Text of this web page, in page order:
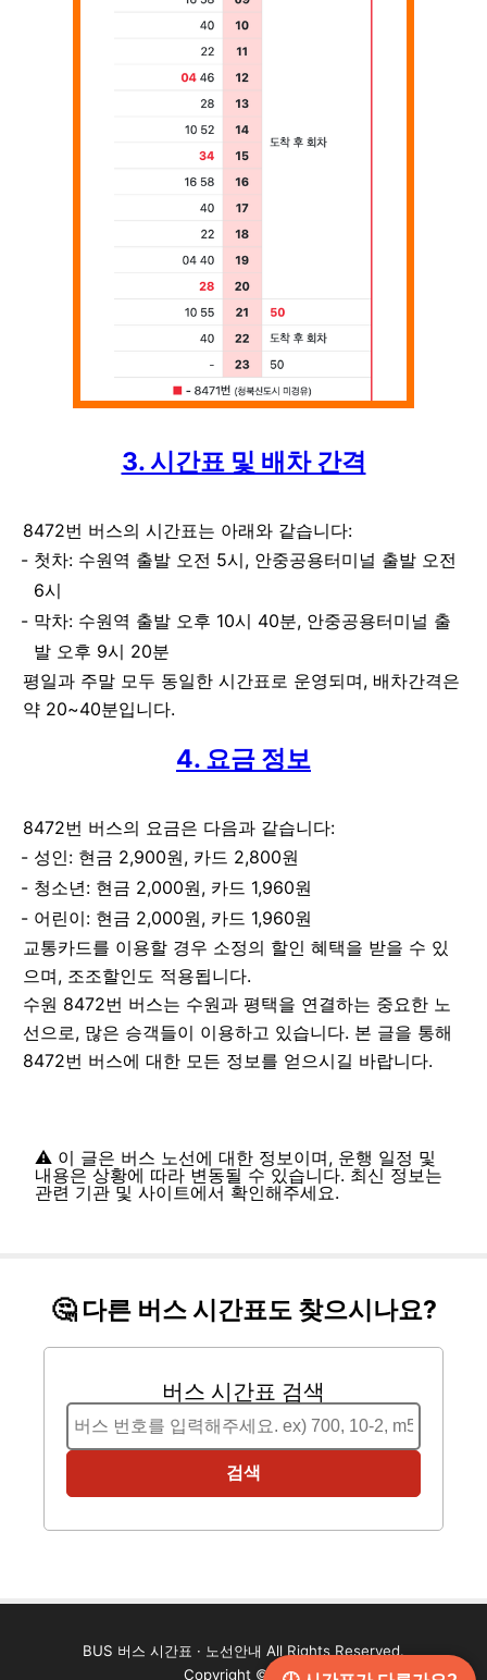
3. 시간표 및 배차 간격
8472번 버스의 시간표는 아래와 같습니다:
첫차: 수원역 출발 오전 5시, 안중공용터미널 출발 오전
6시
막차: 수원역 출발 오후 10시 40분, 안중공용터미널 출
발 오후 9시 20분
평일과 주말 모두 동일한 시간표로 운영되며, 배차간격은
약 20~40분입니다.
4. 요금 정보
8472번 버스의 요금은 다음과 같습니다:
성인: 현금 2,900원, 카드 2,800원
청소년: 현금 2,000원, 카드 1,960원
어린이: 현금 2,000원, 카드 1,960원
교통카드를 이용할 경우 소정의 할인 혜택을 받을 수 있
으며, 조조할인도 적용됩니다.
수원 8472번 버스는 수원과 평택을 연결하는 중요한 노
선으로, 많은 승객들이 이용하고 있습니다. 본 글을 통해
8472번 버스에 대한 모든 정보를 얻으시길 바랍니다.
⚠️ 이 글은 버스 노선에 대한 정보이며, 운행 일정 및
내용은 상황에 따라 변동될 수 있습니다. 최신 정보는
관련 기관 및 사이트에서 확인해주세요.
🤔 다른 버스 시간표도 찾으시나요?
버스 시간표 검색
검색
BUS 버스 시간표 · 노선안내 All Rights Reserved.
Copyright ©2024